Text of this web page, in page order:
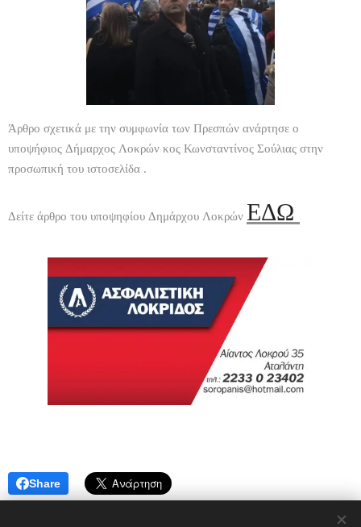
Άρθρο σχετικά με την συμφωνία των Πρεσπών ανάρτησε ο
υποψήφιος Δήμαρχος Λοκρών κος Κωνσταντίνος Σούλιας στην
προσωπική του ιστοσελίδα .
Δείτε άρθρο του υποψηφίου Δημάρχου Λοκρών ΕΔΩ
Share